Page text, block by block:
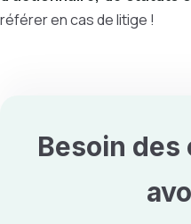
référer en cas de litige !
Besoin